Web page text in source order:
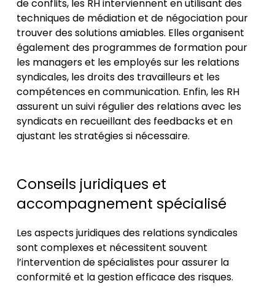
de conflits, les RH interviennent en utilisant des
techniques de médiation et de négociation pour
trouver des solutions amiables. Elles organisent
également des programmes de formation pour
les managers et les employés sur les relations
syndicales, les droits des travailleurs et les
compétences en communication. Enfin, les RH
assurent un suivi régulier des relations avec les
syndicats en recueillant des feedbacks et en
ajustant les stratégies si nécessaire.
Conseils juridiques et
accompagnement spécialisé
Les aspects juridiques des relations syndicales
sont complexes et nécessitent souvent
l’intervention de spécialistes pour assurer la
conformité et la gestion efficace des risques.